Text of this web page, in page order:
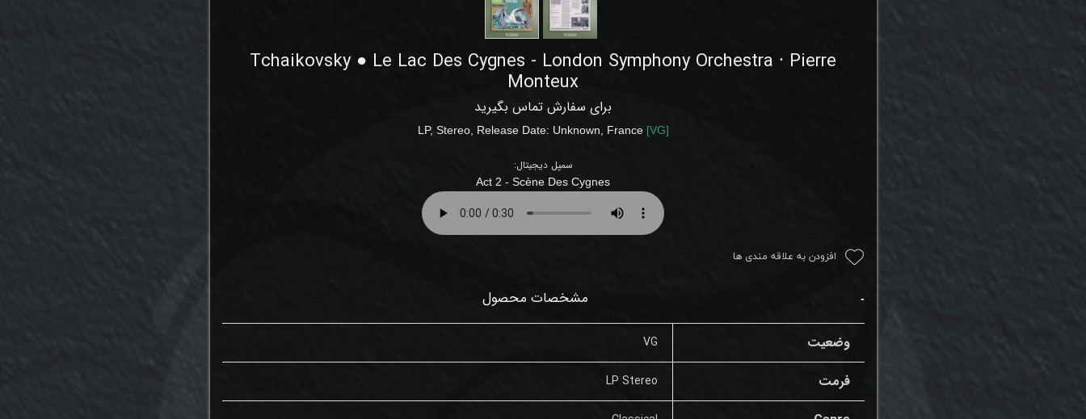
Tchaikovsky ● Le Lac Des Cygnes - London Symphony Orchestra ⸱ Pierre
Monteux
برای سفارش تماس بگیرید
LP , Stereo, Release Date: Unknown, France [VG]
سمپل دیجیتال:
Act 2 -Scène Des Cygnes
افزودن به علاقه مندی ها
مشخصات محصول
وضعیت VG
فرمت LP Stereo